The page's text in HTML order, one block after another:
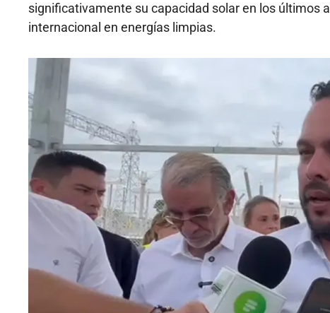
significativamente su capacidad solar en los últimos
internacional en energías limpias.